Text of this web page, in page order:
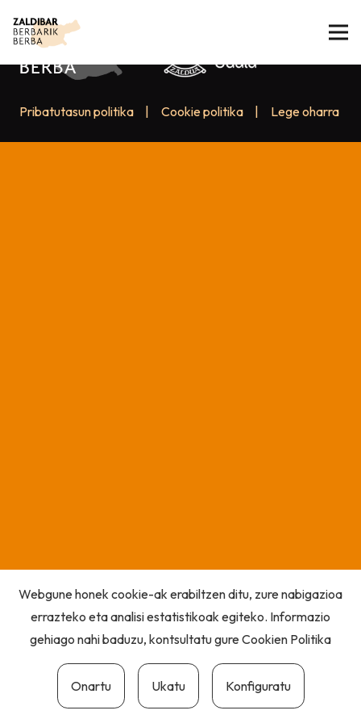
Pribatutasun politika Cookie politika Lege oharra
Webgune honek cookie-ak erabiltzen ditu, zure nabigazioa
errazteko eta analisi estatistikoak egiteko. Informazio
gehiago nahi baduzu, kontsultatu gureCookien Politika
Onartu Ukatu Konfiguratu